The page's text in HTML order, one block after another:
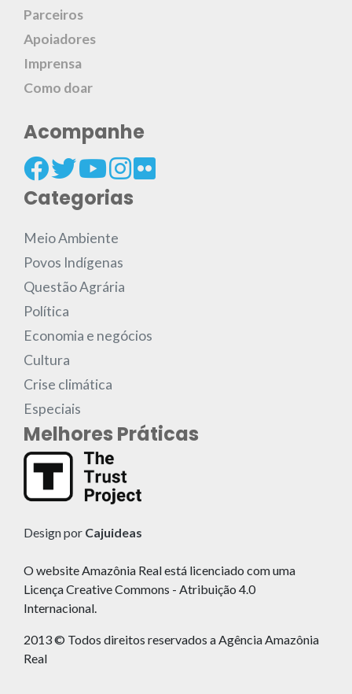
Parceiros
Apoiadores
Imprensa
Como doar
Acompanhe
Categorias
Meio Ambiente
Povos Indígenas
Questão Agrária
Política
Economia e negócios
Cultura
Crise climática
Especiais
Melhores Práticas
Design por Cajuideas
O website Amazônia Real está licenciado com uma
Licença Creative Commons - Atribuição 4.0
Internacional.
2013 © Todos direitos reservados a Agência Amazônia
Real